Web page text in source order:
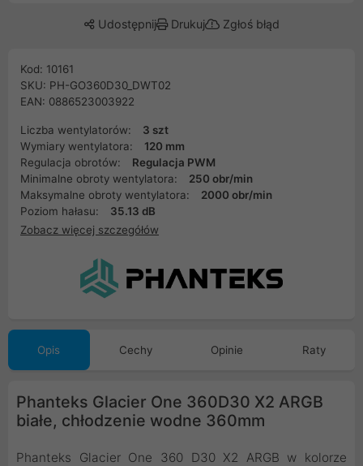
Udostępnij Drukuj Zgłoś błąd
Kod: 10161
SKU: PH-GO360D30_DWT02
EAN: 0886523003922
Liczba wentylatorów:
3 szt
Wymiary wentylatora:
120 mm
Regulacja obrotów:
Regulacja PWM
Minimalne obroty wentylatora:
250 obr/min
Maksymalne obroty wentylatora:
2000 obr/min
Poziom hałasu:
35.13 dB
Zobacz więcej szczegółów
Opis Cechy Opinie Raty
Phanteks Glacier One 360D30 X2 ARGB
białe, chłodzenie wodne 360mm
Phanteks Glacier One 360 D30 X2 ARGB w kolorze